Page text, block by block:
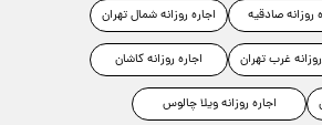
روزانه صادقیه
غرب تهران
اجاره روزانه شمال تهران
اجاره روزانه کاشان
اجاره روزانه ویلا چالوس